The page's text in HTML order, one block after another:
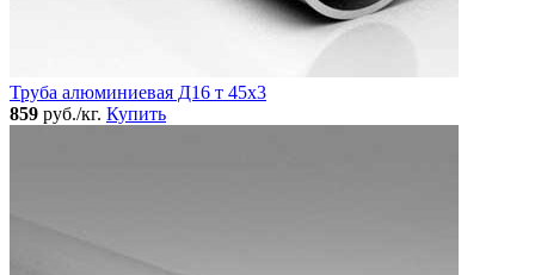
Труба алюминиевая Д16 т 45х3
859 руб./кг. Купить